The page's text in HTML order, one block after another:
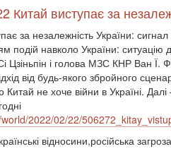
Китай виступає за
за незалежність України:
подій навколо України:
Цзіньпін і голова МЗС КНР Ван Ї.
від будь-якого збройного
не хоче війни в Україні.
2022/02/22/
відносини,російська